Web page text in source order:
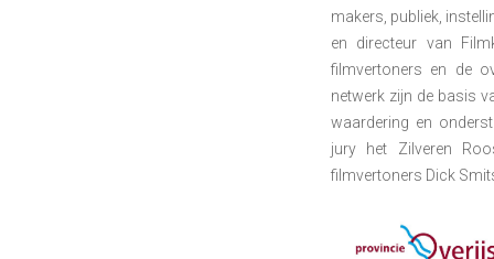
makers, publiek,
en directeur van
filmvertoners en de
netwerk zijn de basis
waardering en
jury het Zilveren
filmvertoners Dick